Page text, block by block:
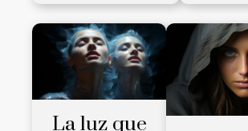
La luz que